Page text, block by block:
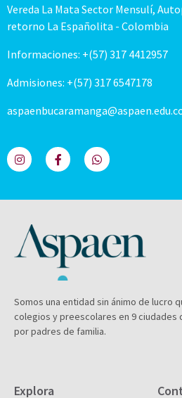
Vereda La Mata Sector Mensulí,
retorno La Españolita - Colombia
Informaciones: +(57) 317 4412957
Admisiones: +(57) 317 6547178
Somos una entidad sin ánimo de lucro
colegios y preescolares en 9 ciudades
por padres de familia.
Explora